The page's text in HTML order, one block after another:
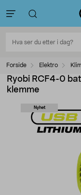
Forside Elektro
Ryobi RCF4-0
klemme
Nyhet